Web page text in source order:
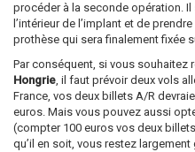
procéder à la seconde opération. Il
l’intérieur de l’implant et de
prothèse qui sera finalement fixée
Par conséquent, si vous souhaitez
Hongrie, il faut prévoir deux vols
France, vos deux billets A/R
euros. Mais vous pouvez aussi
(compter 100 euros vos deux
qu’il en soit, vous restez